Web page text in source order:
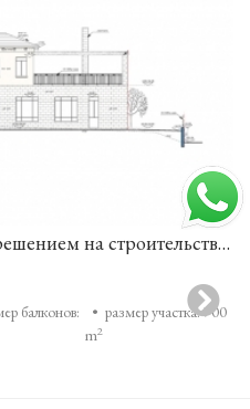
Продается участок с разрешением на строительство в Арсуфе
балконов:
• размер участка: 700
m2